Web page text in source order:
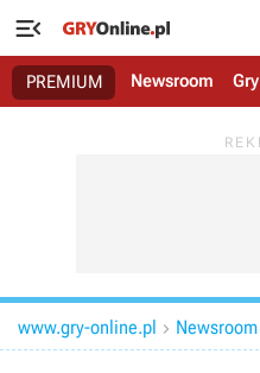

PREMIUM Newsroom Gry
www.gry-online.pl  Newsroom